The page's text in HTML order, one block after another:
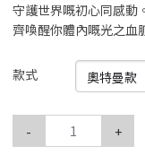
守護世界嘅初心同感
齊喚醒你體內嘅光之血
款式
- +